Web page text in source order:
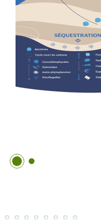
Image 1Image 2